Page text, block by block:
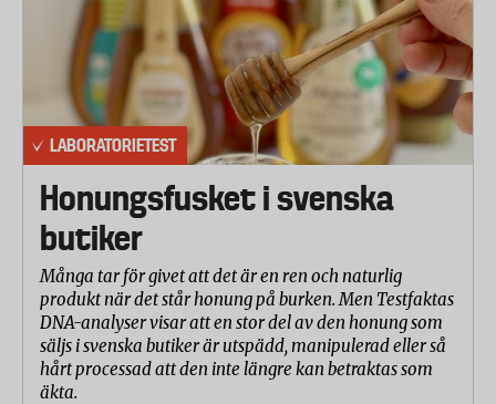
LABORATORIETEST
Honungsfusket i svenska
butiker
Många tar för givet att det är en ren och naturlig
produkt när det står honung på burken. Men Testfaktas
DNA-analyser visar att en stor del av den honung som
säljs i svenska butiker är utspädd, manipulerad eller så
hårt processad att den inte längre kan betraktas som
äkta.